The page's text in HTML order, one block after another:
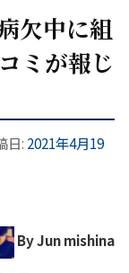
欠中に組
ミが報じ
日: 2021年4月19
By Jun mishina